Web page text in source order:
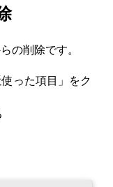
の削除です。
った項目」をク